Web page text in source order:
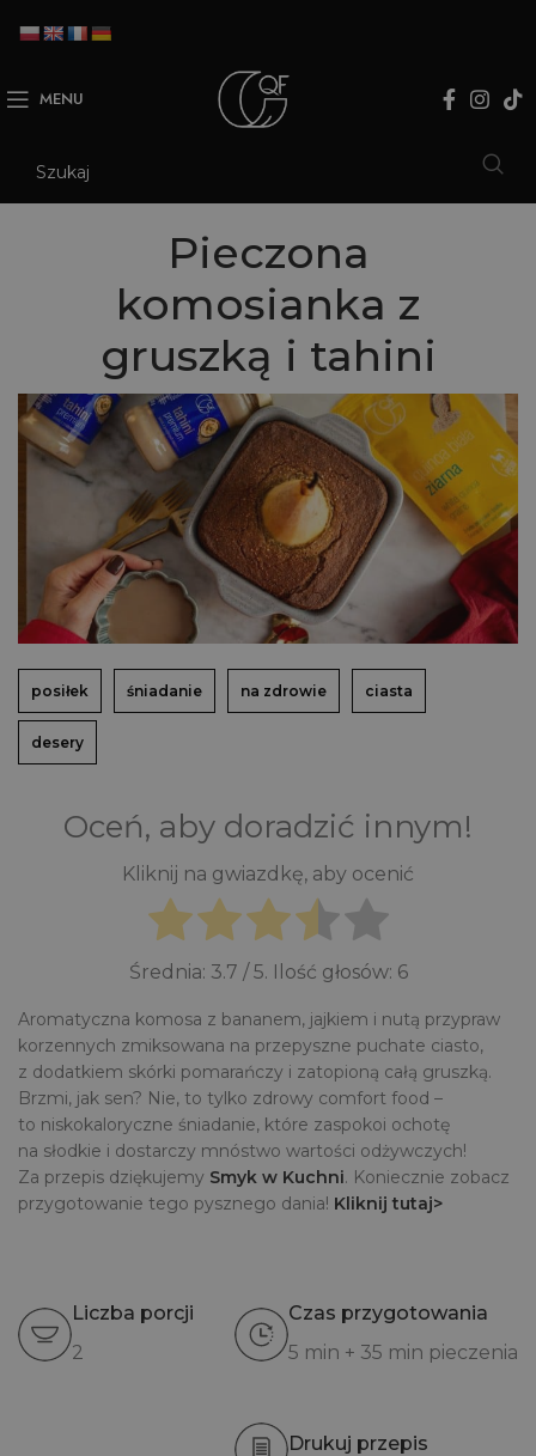
MENU
Pieczona
komosianka z
gruszką i tahini
posiłek śniadanie na zdrowie ciasta
desery
Oceń, aby doradzić innym!
Kliknij na gwiazdkę, aby ocenić
Średnia: 3.7 / 5. Ilość głosów: 6
Aromatyczna komosa z bananem, jajkiem i nutą przypraw
korzennych zmiksowana na przepyszne puchate ciasto,
z dodatkiem skórki pomarańczy i zatopioną całą gruszką.
Brzmi, jak sen? Nie, to tylko zdrowy comfort food –
to niskokaloryczne śniadanie, które zaspokoi ochotę
na słodkie i dostarczy mnóstwo wartości odżywczych!
Za przepis dziękujemy Smyk w Kuchni. Koniecznie zobacz
przygotowanie tego pysznego dania! Kliknij tutaj>
Liczba porcji
2
Czas przygotowania
5 min + 35 min pieczenia
Drukuj przepis